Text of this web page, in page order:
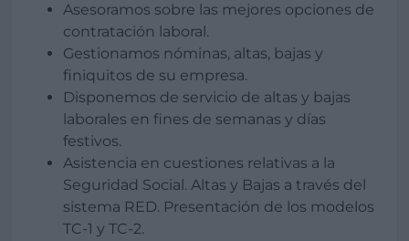
Asesoramos sobre las mejores opciones de
contratación laboral.
Gestionamos nóminas, altas, bajas y
finiquitos de su empresa.
Disponemos de servicio de altas y bajas
laborales en fines de semanas y días
festivos.
Asistencia en cuestiones relativas a la
Seguridad Social. Altas y Bajas a través del
sistema RED. Presentación de los modelos
TC-1 y TC-2.